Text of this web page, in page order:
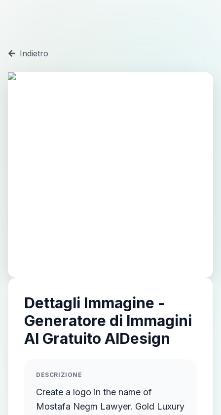
Indietro
Dettagli Immagine -
Generatore di Immagini
AI Gratuito AIDesign
DESCRIZIONE
Create a logo in the name of
Mostafa Negm Lawyer. Gold Luxury